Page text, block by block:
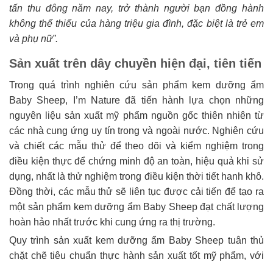
tấn thu đông năm nay, trở thành người bạn đồng hành
không thể thiếu của hàng triệu gia đình, đặc biệt là trẻ em
và phụ nữ”.
Sản xuất trên dây chuyền hiện đại, tiên tiến
Trong quá trình nghiên cứu sản phẩm kem dưỡng ẩm
Baby Sheep, I’m Nature đã tiến hành lựa chọn những
nguyên liệu sản xuất mỹ phẩm nguồn gốc thiên nhiên từ
các nhà cung ứng uy tín trong và ngoài nước. Nghiên cứu
và chiết các mẫu thử để theo dõi và kiểm nghiệm trong
điều kiện thực để chứng minh độ an toàn, hiệu quả khi sử
dụng, nhất là thử nghiệm trong điều kiện thời tiết hanh khô.
Đồng thời, các mẫu thử sẽ liên tục được cải tiến để tạo ra
một sản phẩm kem dưỡng ẩm Baby Sheep đạt chất lượng
hoàn hảo nhất trước khi cung ứng ra thị trường.
Quy trình sản xuất kem dưỡng ẩm Baby Sheep tuân thủ
chặt chẽ tiêu chuẩn thực hành sản xuất tốt mỹ phẩm, với